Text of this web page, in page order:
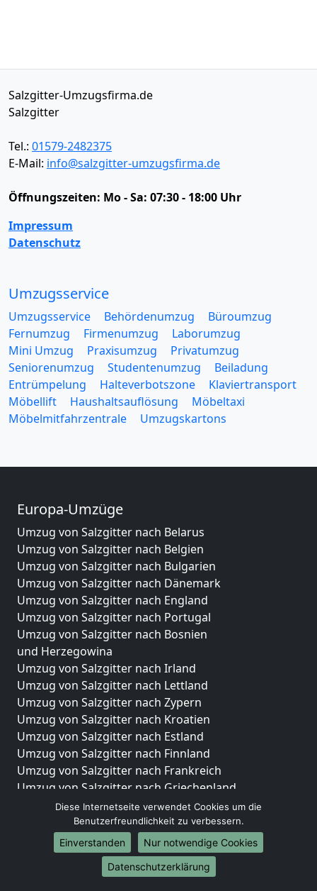
Salzgitter-Umzugsfirma.de
Salzgitter
Tel.: 01579-2482375
E-Mail: info@salzgitter-umzugsfirma.de
Öffnungszeiten: Mo - Sa: 07:30 - 18:00 Uhr
Impressum
Datenschutz
Umzugsservice
Umzugsservice Behördenumzug
Büroumzug
Fernumzug
Firmenumzug
Laborumzug
Mini Umzug
Praxisumzug
Privatumzug
Seniorenumzug
Studentenumzug
Beiladung
Entrümpelung
Halteverbotszone
Klaviertransport
Möbellift
Haushaltsauflösung
Möbeltaxi
Möbelmitfahrzentrale
Umzugskartons
Europa-Umzüge
Umzug von Salzgitter nach Belarus
Umzug von Salzgitter nach Belgien
Umzug von Salzgitter nach Bulgarien
Umzug von Salzgitter nach Dänemark
Umzug von Salzgitter nach England
Umzug von Salzgitter nach Portugal
Umzug von Salzgitter nach Bosnien
und Herzegowina
Umzug von Salzgitter nach Irland
Umzug von Salzgitter nach Lettland
Umzug von Salzgitter nach Zypern
Umzug von Salzgitter nach Kroatien
Umzug von Salzgitter nach Estland
Umzug von Salzgitter nach Finnland
Umzug von Salzgitter nach Frankreich
Umzug von Salzgitter nach Griechenland
Umzug von Salzgitter nach Italien
Umzug von Salzgitter nach Liechtenstein
Umzug von Salzgitter nach Luxemburg
Umzug von Salzgitter nach Niederlande
Umzug von Salzgitter nach Norwegen
Diese Internetseite verwendet Cookies um die
Benutzerfreundlichkeit zu verbessern.
Einverstanden
Nur notwendige Cookies
Datenschutzerklärung